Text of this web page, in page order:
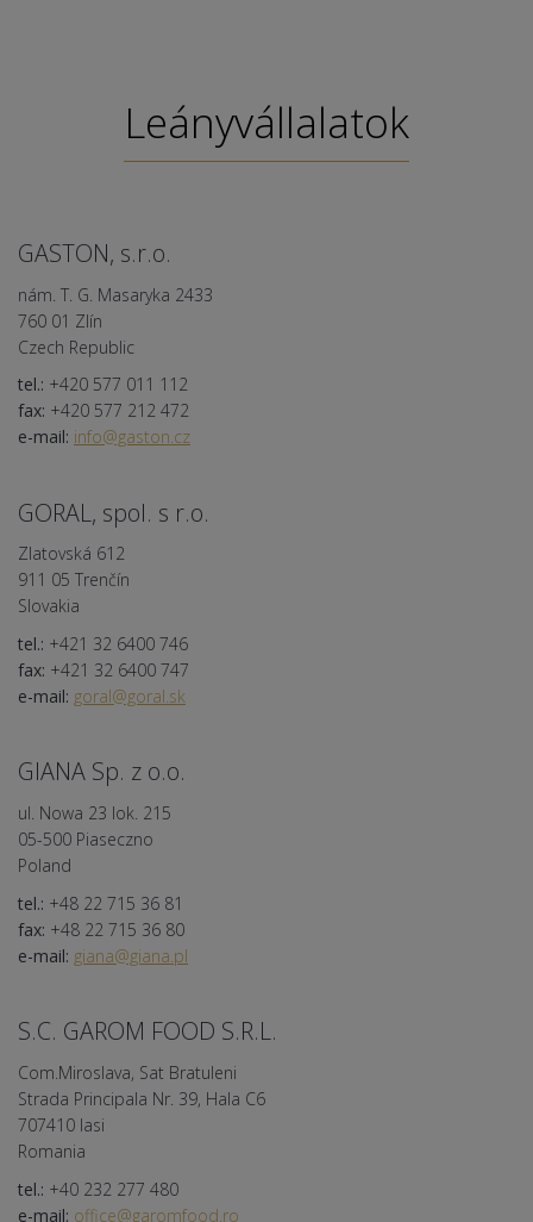
Leányvállalatok
GASTON, s.r.o.
nám. T. G. Masaryka 2433
760 01 Zlín
Czech Republic
tel.: +420 577 011 112
fax: +420 577 212 472
e-mail: info@gaston.cz
GORAL, spol. s r.o.
Zlatovská 612
911 05 Trenčín
Slovakia
tel.: +421 32 6400 746
fax: +421 32 6400 747
e-mail: goral@goral.sk
GIANA Sp. z o.o.
ul. Nowa 23 lok. 215
05-500 Piaseczno
Poland
tel.: +48 22 715 36 81
fax: +48 22 715 36 80
e-mail: giana@giana.pl
S.C. GAROM FOOD S.R.L.
Com.Miroslava, Sat Bratuleni
Strada Principala Nr. 39, Hala C6
707410 Iasi
Romania
tel.: +40 232 277 480
e-mail: office@garomfood.ro